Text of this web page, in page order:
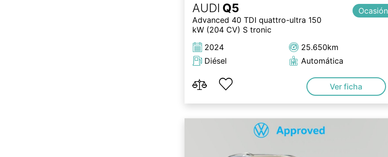
AUDI Q5
Advanced 40 TDI quattro-ultra 150
kW (204 CV) S tronic
Ocasión
2024
Diésel
25.650km
Automática
Ver ficha